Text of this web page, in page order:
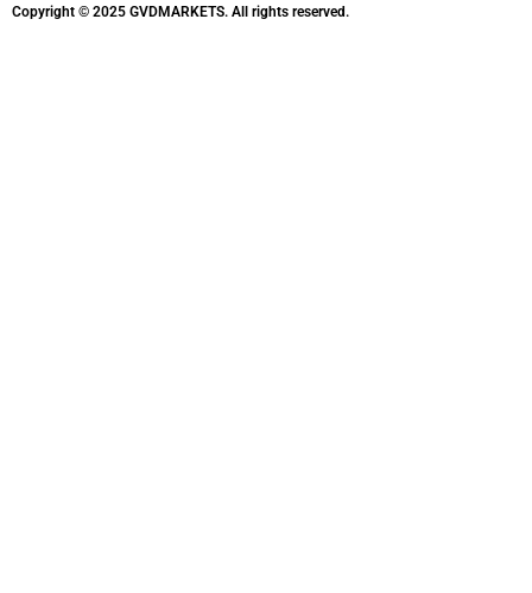
Copyright © 2025 GVDMARKETS. All rights reserved.